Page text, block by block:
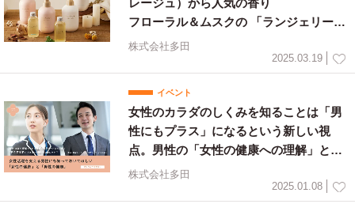
フローラル＆ムスクの 「ランジェリーウ
ォッシュ」EC限定発売*²
株式会社多田
2025.03.19
イベント
女性のカラダのしくみを知ることは「男
性にもプラス」になるという新しい視
点。男性の「女性の健康への理解」と
「男性更年期」に対する協同での啓蒙活
株式会社多田
2025.01.08